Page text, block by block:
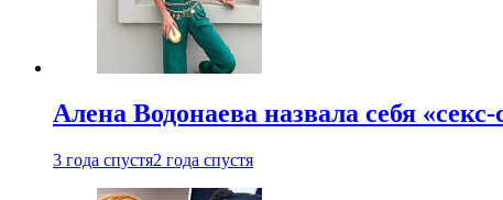
Алена Водонаева назвала себя
3 года спустя2 года спустя